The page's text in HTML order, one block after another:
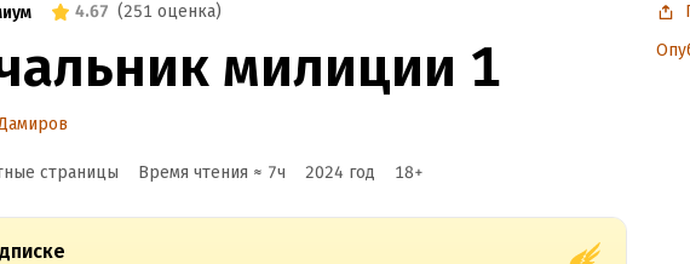
4.67 (251 оценка)
милиции 1
страницы Время чтения ≈ 7ч 2024 год 18+